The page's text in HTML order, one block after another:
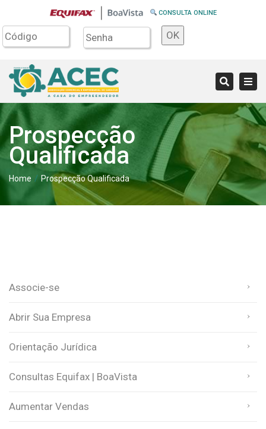
CONSULTA ONLINE
OK
Search
Prospecção
Qualificada
Home Prospecção Qualificada
Associe-se
Abrir Sua Empresa
Orientação Jurídica
Consultas Equifax | BoaVista
Aumentar Vendas